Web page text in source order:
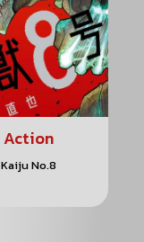
Action
Kaiju No.8